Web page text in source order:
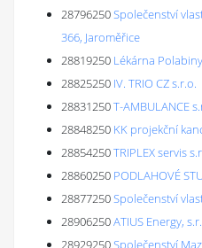
28796250Společenství
366, Jaroměřice
28819250 Lékárna
28825250 IV. TRIO CZ s.r.o.
28831250T-AMBULANCE
28848250 KK projekční
28854250TRIPLEX servis
28860250 PODLAHOVÉ
28877250Společenství
28906250ATIUS Energy,
28929250Společenství